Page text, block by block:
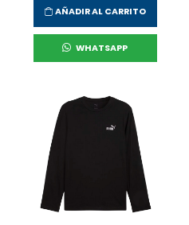
AÑADIR AL CARRITO
WHATSAPP